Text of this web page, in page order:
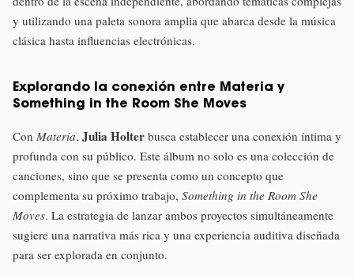
y utilizando una paleta sonora amplia que abarca desde la música
clásica hasta influencias electrónicas.
Explorando la conexión entre Materia y
Something in the Room She Moves
Con Materia, Julia Holter busca establecer una conexión íntima y
profunda con su público. Este álbum no solo es una colección de
canciones, sino que se presenta como un concepto que
complementa su próximo trabajo, Something in the Room She
Moves. La estrategia de lanzar ambos proyectos simultáneamente
sugiere una narrativa más rica y una experiencia auditiva diseñada
para ser explorada en conjunto.